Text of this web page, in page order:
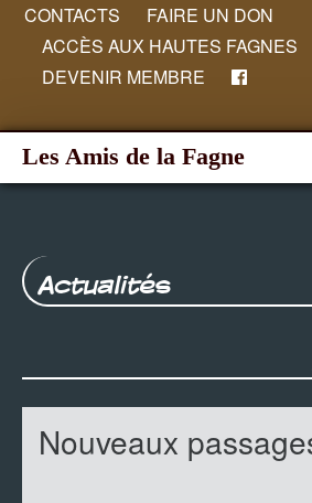
CONTACTS
FAIRE UN DON
ACCÈS AUX HAUTES FAGNES
DEVENIR MEMBRE
Les Amis de la Fagne
Actualités
Nouveaux